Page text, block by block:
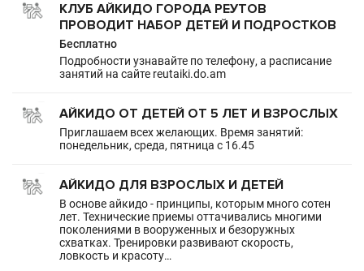
КЛУБ АЙКИДО ГОРОДА РЕУТОВ
ПРОВОДИТ НАБОР ДЕТЕЙ И ПОДРОСТКОВ
Бесплатно
Подробности узнавайте по телефону, а расписание
занятий на сайте reutaiki.do.am
АЙКИДО ОТ ДЕТЕЙ ОТ 5 ЛЕТ И ВЗРОСЛЫХ
Приглашаем всех желающих. Время занятий:
понедельник, среда, пятница с 16.45
АЙКИДО ДЛЯ ВЗРОСЛЫХ И ДЕТЕЙ
В основе айкидо - принципы, которым много сотен
лет. Технические приемы оттачивались многими
поколениями в вооруженных и безоружных
схватках. Тренировки развивают скорость,
ловкость и красоту…